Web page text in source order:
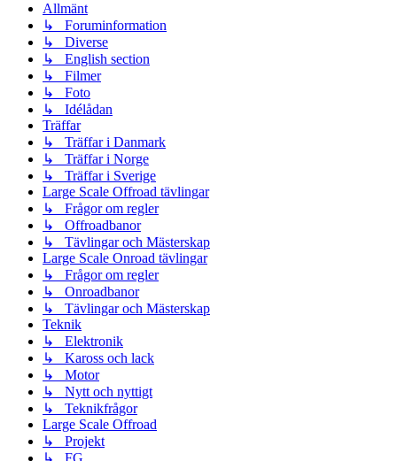
Allmänt
↳ Foruminformation
↳ Diverse
↳ English section
↳ Filmer
↳ Foto
↳ Idélådan
Träffar
↳ Träffar i Danmark
↳ Träffar i Norge
↳ Träffar i Sverige
Large Scale Offroad tävlingar
↳ Frågor om regler
↳ Offroadbanor
↳ Tävlingar och Mästerskap
Large Scale Onroad tävlingar
↳ Frågor om regler
↳ Onroadbanor
↳ Tävlingar och Mästerskap
Teknik
↳ Elektronik
↳ Kaross och lack
↳ Motor
↳ Nytt och nyttigt
↳ Teknikfrågor
Large Scale Offroad
↳ Projekt